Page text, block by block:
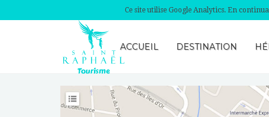
Ce site utilise Google Analytics. En
ACCUEIL DESTINATION